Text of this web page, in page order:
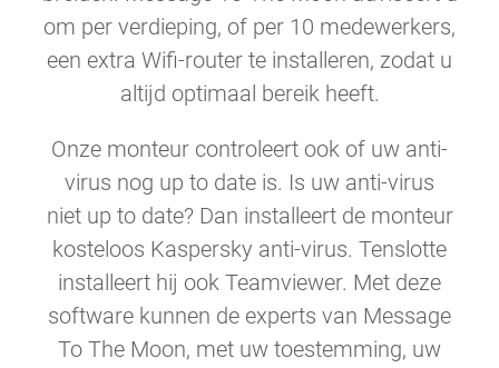
om per verdieping, of per 10 medewerkers,
een extra Wifi-router te installeren, zodat u
altijd optimaal bereik heeft.
Onze monteur controleert ook of uw anti-
virus nog up to date is. Is uw anti-virus
niet up to date? Dan installeert de monteur
kosteloos Kaspersky anti-virus. Tenslotte
installeert hij ook Teamviewer. Met deze
software kunnen de experts van Message
To The Moon, met uw toestemming, uw